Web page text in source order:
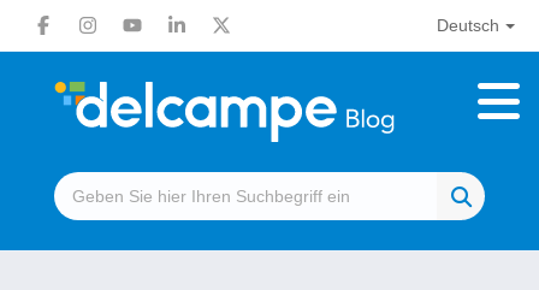
Deutsch